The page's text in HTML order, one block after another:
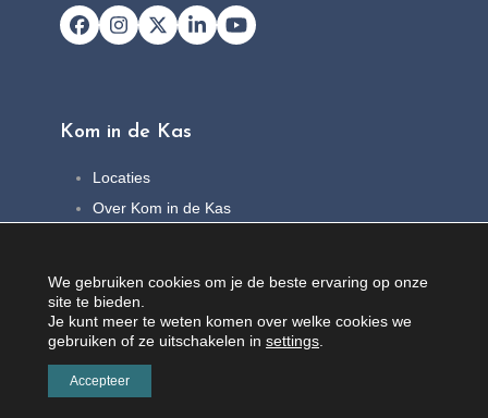
Facebook
Instagram
X LinkedInYouTube
Kom in de Kas
Locaties
Over Kom in de Kas
Contact
We gebruiken cookies om je de beste ervaring op onze
site te bieden.
Je kunt meer te weten komen over welke cookies we
gebruiken of ze uitschakelen in settings
Accepteer